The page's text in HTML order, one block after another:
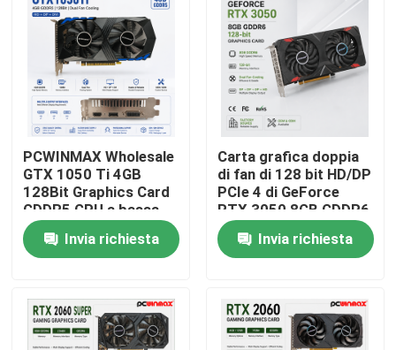
Casa
Video
PCWINMAX Wholesale
GTX 1050 Ti 4GB
128Bit Graphics Card
GDDR5 GPU a bassa
potenza con HD DP
DVI Output per
desktop
Invia richiesta
Carta grafica doppia
di fan di 128 bit HD/DP
PCIe 4 di GeForce
RTX 3050 8GB GDDR6
di gioco di PCWINMAX
per gioco del PC
Invia richiesta